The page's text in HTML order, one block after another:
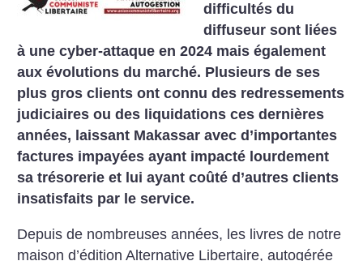
difficultés du
diffuseur sont liées
à une cyber-attaque en 2024 mais également
aux évolutions du marché. Plusieurs de ses
plus gros clients ont connu des redressements
judiciaires ou des liquidations ces dernières
années, laissant Makassar avec d’importantes
factures impayées ayant impacté lourdement
sa trésorerie et lui ayant coûté d’autres clients
insatisfaits par le service.
Depuis de nombreuses années, les livres de notre
maison d’édition Alternative Libertaire, autogérée